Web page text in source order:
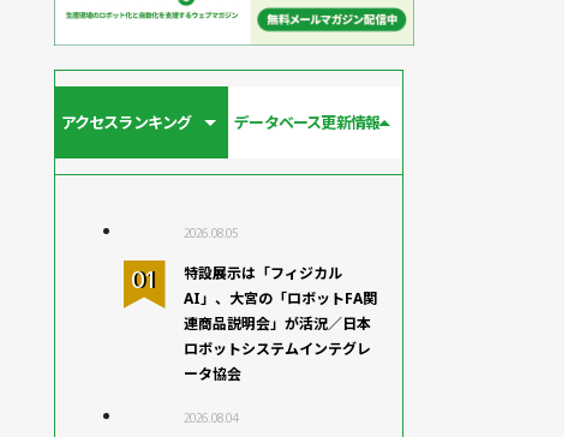
アクセスランキング データベース更新情報
2026.08.05
特設展示は「フィジカル
AI」、大宮の「ロボットFA関
連商品説明会」が活況／日本
ロボットシステムインテグレ
ータ協会
2026.08.04